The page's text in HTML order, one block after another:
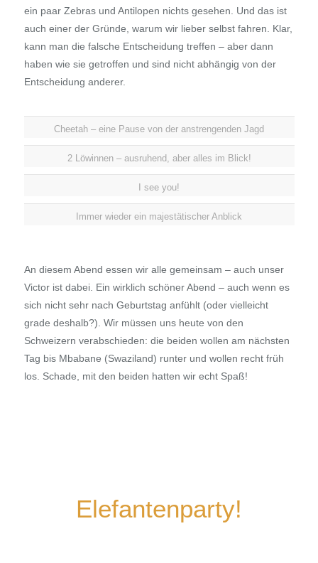
ein paar Zebras und Antilopen nichts gesehen. Und das ist
auch einer der Gründe, warum wir lieber selbst fahren. Klar,
kann man die falsche Entscheidung treffen – aber dann
haben wie sie getroffen und sind nicht abhängig von der
Entscheidung anderer.
Cheetah – eine Pause von der anstrengenden Jagd
2 Löwinnen – ausruhend, aber alles im Blick!
I see you!
Immer wieder ein majestätischer Anblick
An diesem Abend essen wir alle gemeinsam – auch unser
Victor ist dabei. Ein wirklich schöner Abend – auch wenn es
sich nicht sehr nach Geburtstag anfühlt (oder vielleicht
grade deshalb?). Wir müssen uns heute von den
Schweizern verabschieden: die beiden wollen am nächsten
Tag bis Mbabane (Swaziland) runter und wollen recht früh
los. Schade, mit den beiden hatten wir echt Spaß!
Elefantenparty!